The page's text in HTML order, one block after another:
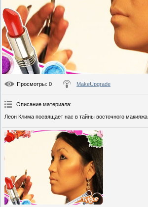
Просмотры: 0 MakeUpgrade
Описание материала:
Леон Клима посвящает нас в тайны восточного макияжа.